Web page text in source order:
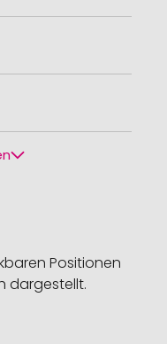
Positionen
dargestellt.